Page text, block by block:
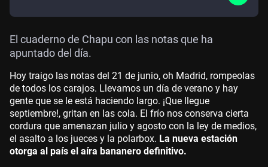
El cuaderno de Chapu con las notas que ha
apuntado del día.
Hoy traigo las notas del 21 de junio, oh Madrid, rompeolas
de todos los carajos. Llevamos un día de verano y hay
gente que se le está haciendo largo. ¡Que llegue
septiembre!, gritan en las cola. El frío nos conserva cierta
cordura que amenazan julio y agosto con la ley de medios,
el asalto a los jueces y la polarbox. La nueva estación
otorga al país el aíra bananero definitivo.